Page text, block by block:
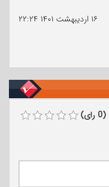
۱۶ اردیبهشت ۱۴۰۱
۲۲:۲۴